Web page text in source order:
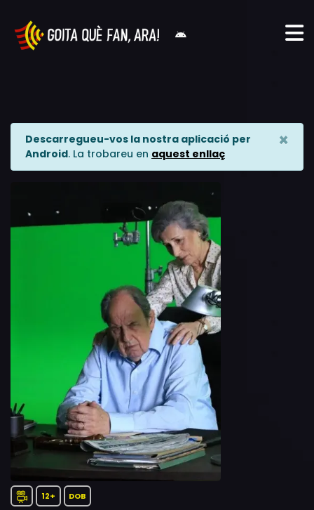
Descarregueu-vos la nostra aplicació per
Android. La trobareu en aquest enllaç
×
12+ DOB